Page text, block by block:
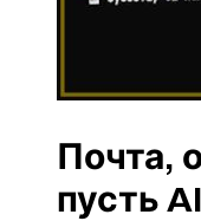
Почта,
пусть